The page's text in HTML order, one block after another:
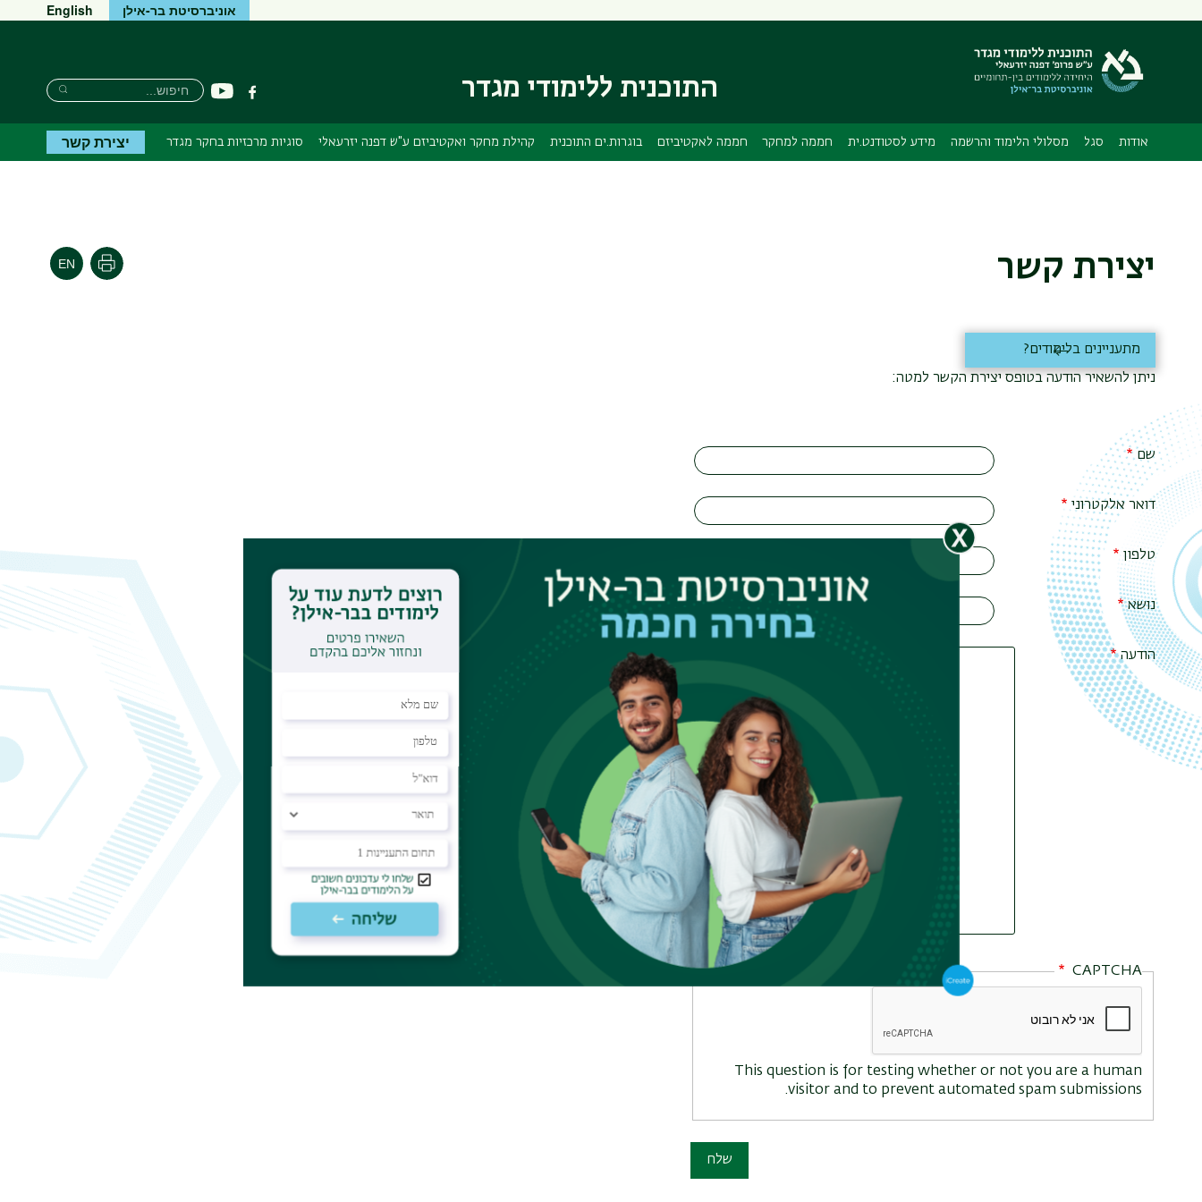
ראשי
תפריט
אוניברסיטת בר-אילן English
התוכנית ללימודי מגדר פייסבוקיוטיוב
חיפוש
חיפוש
חיפוש
אודות סגל מסלולי הלימוד והרשמה מידע לסטודנט.ית חממה למחקר חממה לאקטיביזם בוגרות.ים התוכנית קהילת מחקר ואקטיביזם ע"ש דפנה יזרעאלי סוגיות מרכזיות בחקר מגדר יצירת קשר
יצירת קשר
מתעניינים בלימודים?
הדפסה
ניתן להשאיר הודעה בטופס יצירת הקשר למטה:
שם
דואר אלקטרוני
טלפון
נושא
הודעה
CAPTCHA
This question is for testing whether or not you are a human
visitor and to prevent automated spam submissions.
שלח